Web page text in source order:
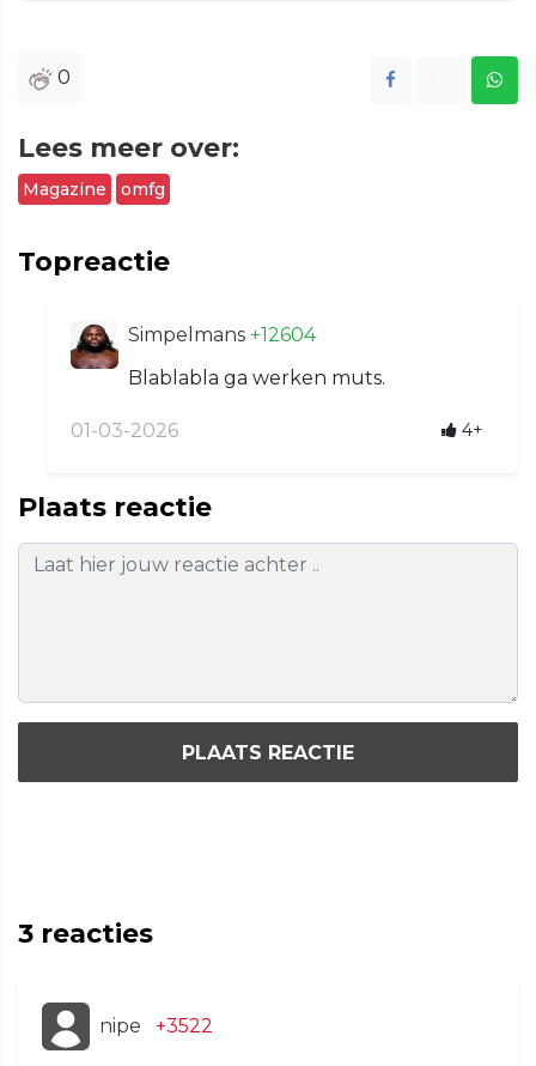
0
Lees meer over:
Magazine omfg
Topreactie
Simpelmans +12604
Blablabla ga werken muts.
01-03-2026 4+
Plaats reactie
PLAATS REACTIE
3 reacties
nipe +3522